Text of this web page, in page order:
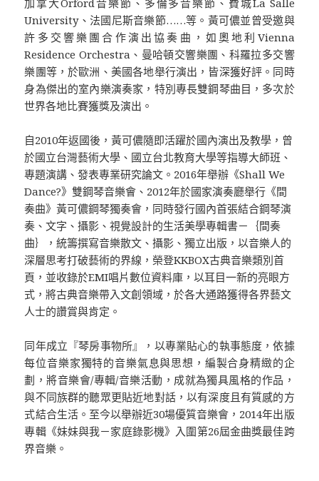
University、法國尼斯音樂節……等。黃可儂並曾受邀與
許多交響樂團合作演出協奏曲，如奧地利Vienna
Residence Orchestra、曼哈頓交響樂團、科羅拉多交響
樂團等，於歐洲、美國各地舉行演出，皆深獲好評。同時
身為傑出的室內樂演奏家，特別專長雙鋼琴曲目，多次於
世界各地比賽獲獎及演出。
自2010年返國後，黃可儂隨即活躍於國內演出及教學，曾
於國立台灣藝術大學、國立台北教育大學等指導大師班、
專題演講、發表專業研究論文。2016年舉辦《Shall We
Dance?》雙鋼琴音樂會、2012年於國家演奏廳舉行《間
奏曲》黃可儂鋼琴獨奏會，同時發行國內首張結合鋼琴演
奏、文字、攝影、視覺設計的生活美學專輯書－｛間奏
曲｝，統籌撰寫音樂散文、攝影、獨立出版，以音樂人的
深層思考打破藝術的界線，榮登KKBOX古典音樂類別首
頁，並收錄於EMI唱片數位資料庫，以耳目一新的亮眼方
式，將古典音樂帶入文創領域，於各大通路獲得各界藝文
人士的讚賞與肯定。
同年成立『琴房事物所』，以專業貼心的執事態度，依據
每位音樂家獨特的音樂氣息與思想，編製合身精緻的企
劃，將音樂會/專輯/音樂活動，成就為獨具風格的作品，
與不同族群的聽眾更貼近地對話，以有深度且有質感的方
式結合生活。至今以舉辦近30場優質音樂會，2014年出版
專輯《妹妹與我－家庭錄影機》入圍第26屆金曲獎最佳跨
界音樂。